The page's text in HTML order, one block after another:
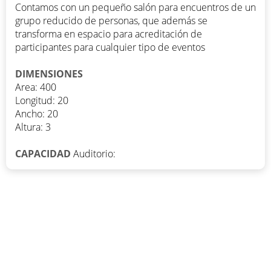
Contamos con un pequeño salón para encuentros de un
grupo reducido de personas, que además se
transforma en espacio para acreditación de
participantes para cualquier tipo de eventos
DIMENSIONES
Area: 400
Longitud: 20
Ancho: 20
Altura: 3
CAPACIDAD Auditorio: